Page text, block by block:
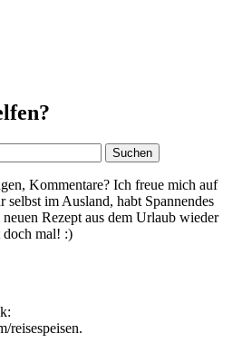
Kommentare? Ich freue mich auf
selbst im Ausland, habt Spannendes
Rezept aus dem Urlaub wieder
doch mal! :)
reisespeisen.